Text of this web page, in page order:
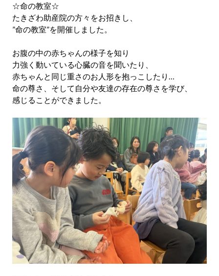
☆命の教室☆
たきざわ助産院の方々をお招きし、
”命の教室”を開催しました。
お腹の中の赤ちゃんの様子を知り
力強く動いている心臓の音を聞いたり、
赤ちゃんと同じ重さのお人形を抱っこしたり…
命の尊さ、そして自分や友達の存在の尊さを学び、
感じることができました。